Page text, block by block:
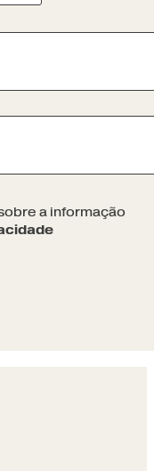
a informação